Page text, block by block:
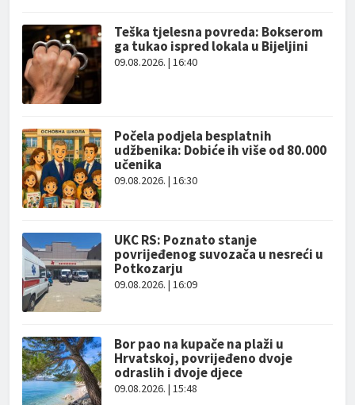
Teška tjelesna povreda: Bokserom
ga tukao ispred lokala u Bijeljini
09.08.2026. | 16:40
Počela podjela besplatnih
udžbenika: Dobiće ih više od 80.000
učenika
09.08.2026. | 16:30
UKC RS: Poznato stanje
povrijeđenog suvozača u nesreći u
Potkozarju
09.08.2026. | 16:09
Bor pao na kupače na plaži u
Hrvatskoj, povrijeđeno dvoje
odraslih i dvoje djece
09.08.2026. | 15:48